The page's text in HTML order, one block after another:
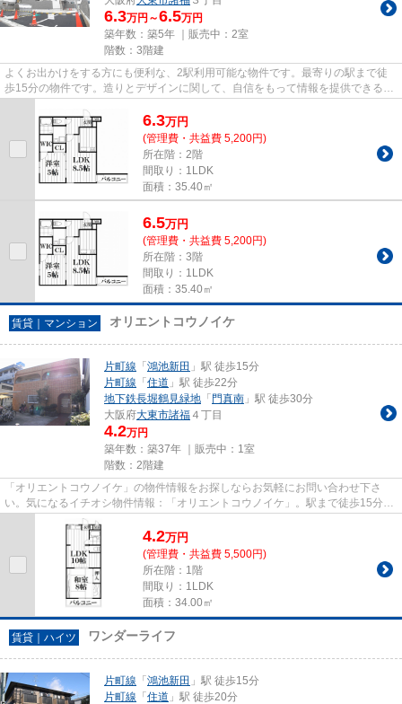
6.3万円～6.5万円
築年数：築5年 ｜販売中： 2室
階数：3階建
よくお出かけをする方にも便利な、2駅利用可能な物件です。最寄りの駅まで徒
歩15分の物件です。造りとデザインに関して、自信をもって情報を提供できるマ
6.3万円
(管理費・共益費 5,200円)
所在階：2階
間取り：1LDK
面積：35.40㎡
6.5万円
(管理費・共益費 5,200円)
所在階：3階
間取り：1LDK
面積：35.40㎡
賃貸｜マンション オリエントコウノイケ
片町線 「 鴻池新田 」駅 徒歩15分
片町線 「 住道 」駅 徒歩22分
地下鉄長堀鶴見緑地 「 門真南 」駅 徒歩30分
大阪府大東市諸福 ４丁目
4.2万円
築年数：築37年 ｜販売中： 1室
階数：2階建
「オリエントコウノイケ」の物件情報をお探しならお気軽にお問い合わせ下さ
い。気になるイチオシ物件情報：「オリエントコウノイケ」。駅まで徒歩15分
と、立地が魅力的な物件です。こ...
4.2万円
(管理費・共益費 5,500円)
所在階：1階
間取り：1LDK
面積：34.00㎡
賃貸｜ハイツ ワンダーライフ
片町線 「 鴻池新田 」駅 徒歩15分
片町線 「 住道 」駅 徒歩20分